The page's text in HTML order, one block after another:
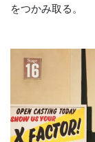
をつかみ取る。